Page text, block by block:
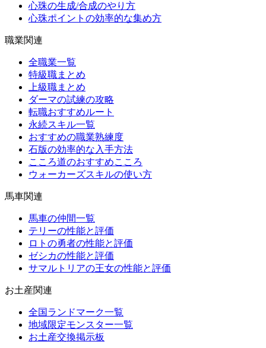
心珠の生成/合成のやり方
心珠ポイントの効率的な集め方
職業関連
全職業一覧
特級職まとめ
上級職まとめ
ダーマの試練の攻略
転職おすすめルート
永続スキル一覧
おすすめの職業熟練度
石版の効率的な入手方法
こころ道のおすすめこころ
ウォーカーズスキルの使い方
馬車関連
馬車の仲間一覧
テリーの性能と評価
ロトの勇者の性能と評価
ゼシカの性能と評価
サマルトリアの王女の性能と評価
お土産関連
全国ランドマーク一覧
地域限定モンスター一覧
お土産交換掲示板